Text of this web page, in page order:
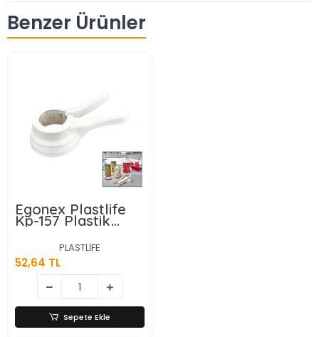
Benzer Ürünler
Egonex Plastlife
Kp-157 Plastik
Kavanoz
Açacak*24
PLASTLİFE
52,64 TL
Sepete Ekle